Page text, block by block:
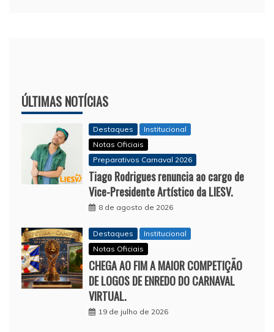
ÚLTIMAS NOTÍCIAS
Destaques
Institucional
Notas Oficiais
Preparativos Carnaval 2026
Tiago Rodrigues renuncia ao cargo de
Vice-Presidente Artístico da LIESV.
8 de agosto de 2026
Destaques
Institucional
Notas Oficiais
CHEGA AO FIM A MAIOR COMPETIÇÃO
DE LOGOS DE ENREDO DO CARNAVAL
VIRTUAL.
19 de julho de 2026